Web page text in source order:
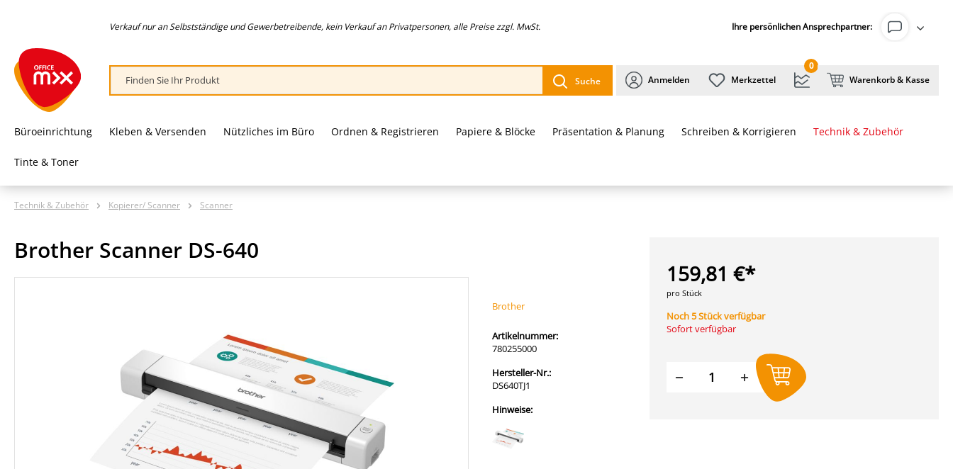
Verkauf nur an Selbstständige und Gewerbetreibende, kein Verkauf an Privatpersonen, alle Preise zzgl. MwSt. Ihre persönlichen Ansprechpartner:
Suche Anmelden Merkzettel
0
Warenkorb & Kasse
Büroeinrichtung Kleben & Versenden Nützliches im Büro Ordnen & Registrieren Papiere & Blöcke Präsentation & Planung Schreiben & Korrigieren Technik & Zubehör
Tinte & Toner
Technik & Zubehör Kopierer/ Scanner Scanner
Brother Scanner DS-640
Brother
Artikelnummer:
780255000
Hersteller-Nr.:
DS640TJ1
Hinweise:
159,81 €*
pro Stück
Noch 5 Stück verfügbar
Sofort verfügbar
Produkt Anzahl: Gib den